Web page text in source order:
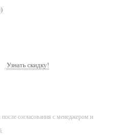
Узнать скидку!
согласования с менеджером и